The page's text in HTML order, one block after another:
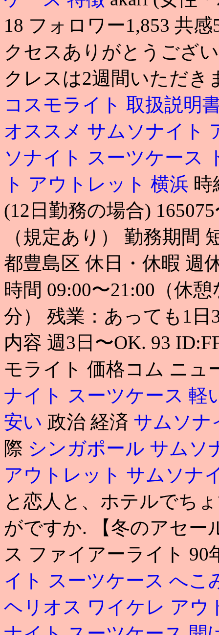
18 フォロワー1,853 共
クセスありがとうござ
クレスは2週間いただき
コスモライト 取扱説明
オススメ サムソナイト
ソナイト スーツケース
ト アウトレット 横浜 時
(12日勤務の場合)
（規定あり） 勤務期間
都豊島区 休日・休暇 週
時間 09:00〜21:00（休
分） 残業：あっても1日
内容 週3日〜OK. 93
モライト 価格コム ニ
ナイト スーツケース 軽
安い 政治 経済 サムソナ
際 シンガポール サム
アウトレット サムソナ
と恋人と、ホテルでち
がですか. 【冬のアセー
ス ファイアーライト
イト スーツケース へこ
ヘリオス ワイケレ ア